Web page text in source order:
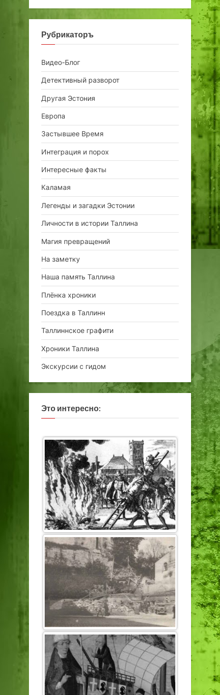
Рубрикаторъ
Видео-Блог
Детективный разворот
Другая Эстония
Европа
Застывшее Время
Интеграция и порох
Интересные факты
Каламая
Легенды и загадки Эстонии
Личности в истории Таллина
Магия превращений
На заметку
Наша память Таллина
Плёнка хроники
Поездка в Таллинн
Таллиннское графити
Хроники Таллина
Экскурсии с гидом
Это интересно: